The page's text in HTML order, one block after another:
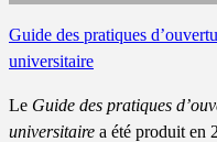
Guide des pratiques
universitaire
Le Guide des pratiques
universitaire a été produit en